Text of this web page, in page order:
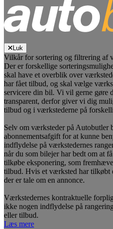
Luk
Vilkår for sortering og filtrering af
Der er forskellige
skal have et overblik over
har fået tilbud, og skal vælge
servicere din bil. Vi vil gerne gøre
transparent, derfor giver vi dig
tilbud og i værkstederne på
Selv om værksteder på Autobutler
abonnementsafgift for at kunne
indflydelse på værkstedernes
når du som bilejer har bedt om at
tilkøbe eksponering, som
tilbud. Hvis et værksted har tilkøbt
der er tale om en annonce.
Værkstedernes kontraktuelle
ikke nogen indflydelse på
eller tilbud.
Læs mere